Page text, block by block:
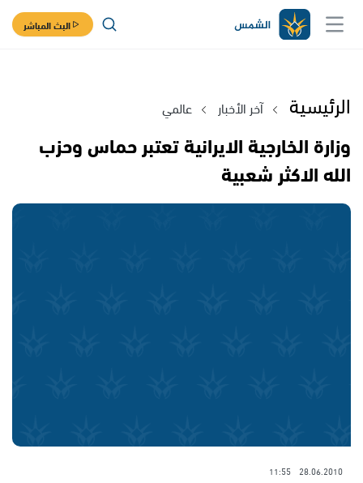
البث المباشر
الرئيسية آخر الأخبار عالمي
وزارة الخارجية الايرانية تعتبر حماس وحزب
الله الاكثر شعبية
28.06.2010
11:55